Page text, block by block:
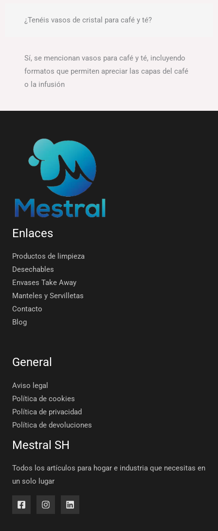
¿Tenéis vasos de cristal para café y té?
Sí, se mencionan vasos para café y té, incluyendo
formatos que permiten apreciar las capas del café
o la infusión
Enlaces
Productos de limpieza
Desechables
Envases Take Away
Manteles y Servilletas
Contacto
Blog
General
Aviso legal
Política de cookies
Política de privacidad
Política de devoluciones
Mestral SH
Todos los artículos para hogar e industria que necesitas en
un solo lugar